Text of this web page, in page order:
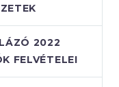
2022
FELVÉTELEI